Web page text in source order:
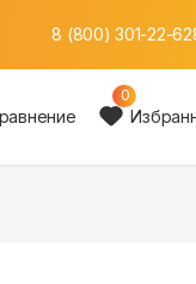
8 (800) 301-22-62
0